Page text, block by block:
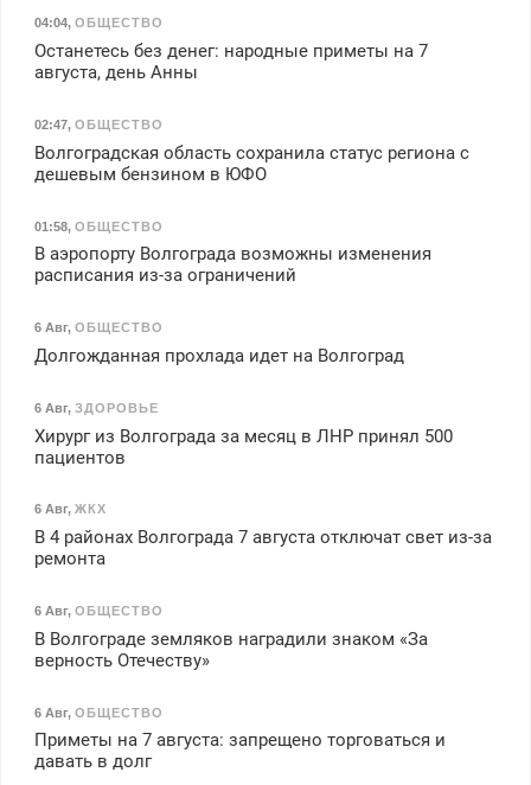
04:04, ОБЩЕСТВО
Останетесь без денег: народные приметы на 7
августа, день Анны
02:47, ОБЩЕСТВО
Волгоградская область сохранила статус региона с
дешевым бензином в ЮФО
01:58, ОБЩЕСТВО
В аэропорту Волгограда возможны изменения
расписания из-за ограничений
6 Авг, ОБЩЕСТВО
Долгожданная прохлада идет на Волгоград
6 Авг, ЗДОРОВЬЕ
Хирург из Волгограда за месяц в ЛНР принял 500
пациентов
6 Авг, ЖКХ
В 4 районах Волгограда 7 августа отключат свет из-за
ремонта
6 Авг, ОБЩЕСТВО
В Волгограде земляков наградили знаком «За
верность Отечеству»
6 Авг, ОБЩЕСТВО
Приметы на 7 августа: запрещено торговаться и
давать в долг